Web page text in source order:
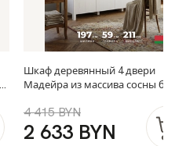
Шкаф деревянный 4 двери
Мадейра из массива сосны
4 415 BYN
2 633 BYN